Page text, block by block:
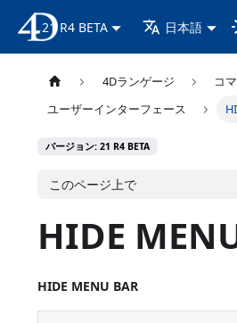
4D ドキュメンテーション
21 R4 BETA 日本語
4Dランゲージ
コ
ユーザーインターフェース
バージョン: 21 R4 BETA
このページ上で
HIDE
HIDE MENU BAR